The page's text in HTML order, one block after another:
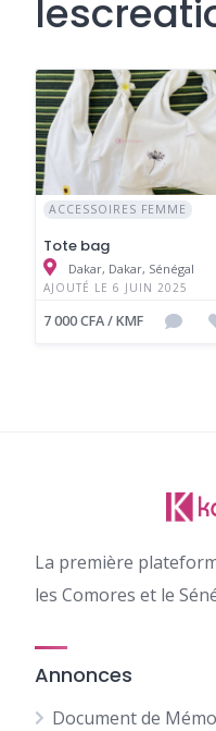
ACCESSOIRES FEMME
Tote bag
Dakar, Dakar, Sénégal
AJOUTÉ LE 6 JUIN 2025
7 000 CFA / KMF
La première
les Comores et le
Annonces
Document de